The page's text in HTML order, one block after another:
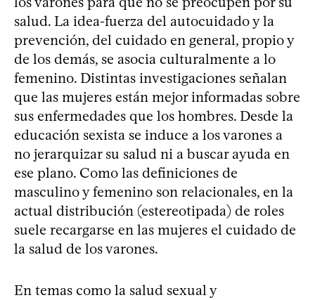
salud. La idea-fuerza del autocuidado y la
prevención, del cuidado en general, propio y
de los demás, se asocia culturalmente a lo
femenino. Distintas investigaciones señalan
que las mujeres están mejor informadas sobre
sus enfermedades que los hombres. Desde la
educación sexista se induce a los varones a
no jerarquizar su salud ni a buscar ayuda en
ese plano. Como las definiciones de
masculino y femenino son relacionales, en la
actual distribución (estereotipada) de roles
suele recargarse en las mujeres el cuidado de
la salud de los varones.
En temas como la salud sexual y